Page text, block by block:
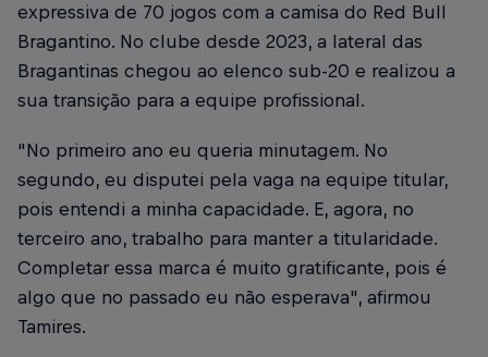
expressiva de 70 jogos com a camisa do Red Bull
Bragantino. No clube desde 2023, a lateral das
Bragantinas chegou ao elenco sub-20 e realizou a
sua transição para a equipe profissional.
"No primeiro ano eu queria minutagem. No
segundo, eu disputei pela vaga na equipe titular,
pois entendi a minha capacidade. E, agora, no
terceiro ano, trabalho para manter a titularidade.
Completar essa marca é muito gratificante, pois é
algo que no passado eu não esperava", afirmou
Tamires.